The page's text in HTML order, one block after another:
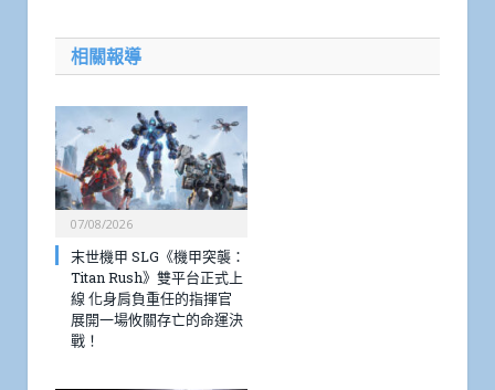
相關報導
07/08/2026
末世機甲 SLG《機甲突襲：
Titan Rush》雙平台正式上
線 化身肩負重任的指揮官
展開一場攸關存亡的命運決
戰！